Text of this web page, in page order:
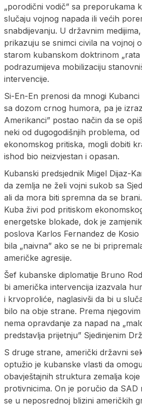
„porodični vodič” sa preporukama
slučaju vojnog napada ili većih
snabdijevanju. U državnim
prikazuju se snimci civila na vojnoj
starom kubanskom doktrinom „rata
podrazumijeva mobilizaciju
intervencije.
Si-En-En prenosi da mnogi Kubanci
sa dozom crnog humora, pa je
Amerikanci” postao način da se
neki od dugogodišnjih problema,
ekonomskog pritiska, mogli dobiti
ishod bio neizvjestan i opasan.
Kubanski predsjednik Migel Dijaz-
da zemlja ne želi vojni sukob sa
ali da mora biti spremna da se
Kuba živi pod pritiskom
energetske blokade, dok je
poslova Karlos Fernandez de
bila „naivna” ako se ne bi
američke agresije.
Šef kubanske diplomatije Bruno
bi američka intervencija izazvala
i krvoproliće, naglasivši da bi u
bilo na obje strane. Prema
nema opravdanje za napad na
predstavlja prijetnju” Sjedinjenim
S druge strane, američki državni
optužio je kubanske vlasti da
obavještajnih struktura zemalja
protivnicima. On je poručio da SAD
se u neposrednoj blizini američkih